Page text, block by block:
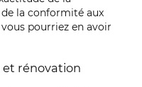
la conformité aux
pourriez en avoir
et rénovation